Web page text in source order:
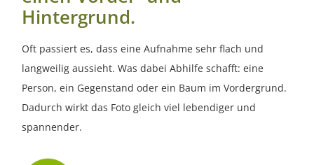
Hintergrund.
Oft passiert es, dass eine Aufnahme sehr flach und
langweilig aussieht. Was dabei Abhilfe schafft: eine
Person, ein Gegenstand oder ein Baum im Vordergrund.
Dadurch wirkt das Foto gleich viel lebendiger und
spannender.